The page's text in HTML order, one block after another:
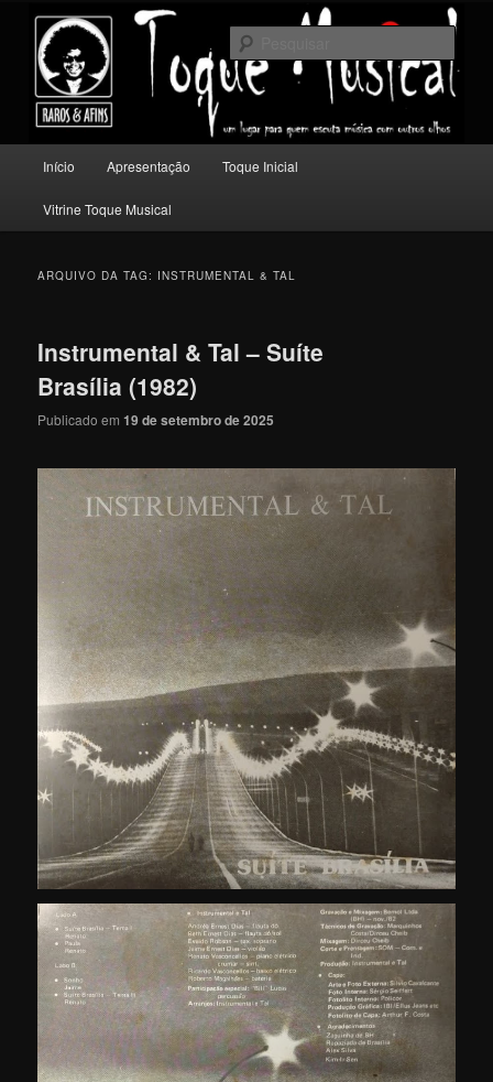
conteúdo
principal
conteúdo
secundário
Toque Musical
Um lugar para quem escuta música com outros olhos.
principal
Início Apresentação Toque Inicial
Vitrine Toque Musical
ARQUIVO DA TAG: INSTRUMENTAL & TAL
Instrumental & Tal – Suíte
Brasília (1982)
Publicado em19 de setembro de 2025